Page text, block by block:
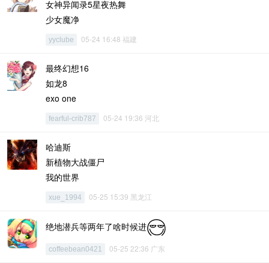
女神异闻录5星夜热舞
少女魔净
yyclube 05-24 16:48 福建
最终幻想16
如龙8
exo one
fearful-crib787 05-24 19:36 河北
哈迪斯
新植物大战僵尸
我的世界
xue_1994 05-25 15:39 黑龙江
绝地潜兵等两年了啥时候进
coffeebean0421 05-25 22:36 广东